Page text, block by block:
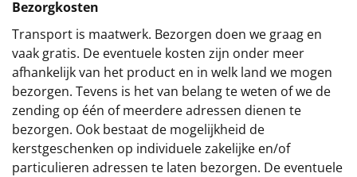
Bezorgkosten
Transport is maatwerk. Bezorgen doen we graag en
vaak gratis. De eventuele kosten zijn onder meer
afhankelijk van het product en in welk land we mogen
bezorgen. Tevens is het van belang te weten of we de
zending op één of meerdere adressen dienen te
bezorgen. Ook bestaat de mogelijkheid de
kerstgeschenken op individuele zakelijke en/of
particulieren adressen te laten bezorgen. De eventuele